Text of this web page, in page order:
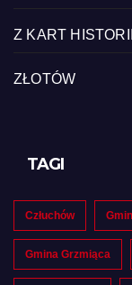
Z KART HISTORII
ZŁOTÓW
TAGI
Człuchów
Gmina Grzmiąca